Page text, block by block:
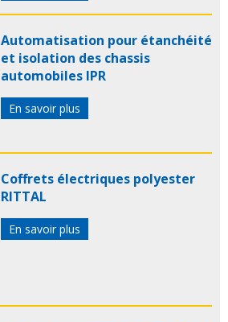
Automatisation pour étanchéité
et isolation des chassis
automobiles IPR
En savoir plus
Coffrets électriques polyester
RITTAL
En savoir plus